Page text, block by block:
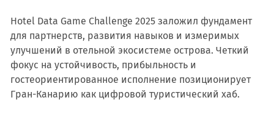
Hotel Data Game Challenge 2025 заложил фундамент
для партнерств, развития навыков и измеримых
улучшений в отельной экосистеме острова. Четкий
фокус на устойчивость, прибыльность и
гостеориентированное исполнение позиционирует
Гран-Канарию как цифровой туристический хаб.